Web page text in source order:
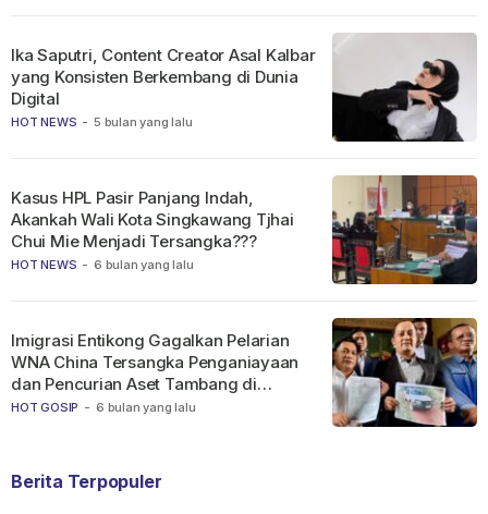
HOT NEWS - 5 bulan yang lalu
Ika Saputri, Content Creator Asal Kalbar
yang Konsisten Berkembang di Dunia
Digital
HOT NEWS - 6 bulan yang lalu
Kasus HPL Pasir Panjang Indah,
Akankah Wali Kota Singkawang Tjhai
Chui Mie Menjadi Tersangka???
HOT GOSIP - 6 bulan yang lalu
Imigrasi Entikong Gagalkan Pelarian
WNA China Tersangka Penganiayaan
dan Pencurian Aset Tambang di
Ketapang
Berita Terpopuler